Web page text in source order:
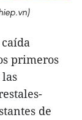
primeros
las
de